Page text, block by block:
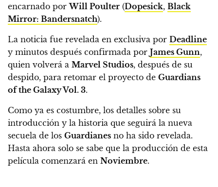
encarnado porWill Poulter (Dopesick, Black
Mirror: Bandersnatch).
La noticia fue revelada en exclusiva por Deadline
y minutos después confirmada por James Gunn,
quien volverá a Marvel Studios, después de su
despido, para retomar el proyecto de Guardians
of the Galaxy Vol. 3.
Como ya es costumbre, los detalles sobre su
introducción y la historia que seguirá la nueva
secuela de los Guardianes no ha sido revelada.
Hasta ahora solo se sabe que la producción de esta
película comenzará en Noviembre.